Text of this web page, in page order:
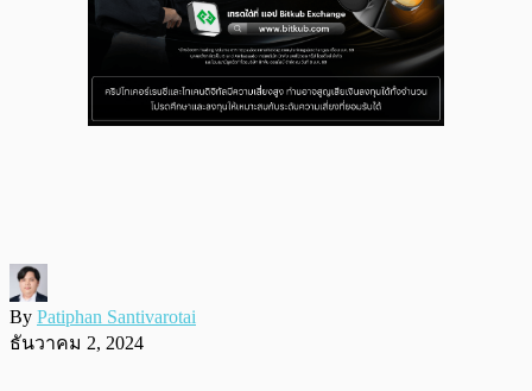
By Patiphan Santivarotai
ธันวาคม 2, 2024